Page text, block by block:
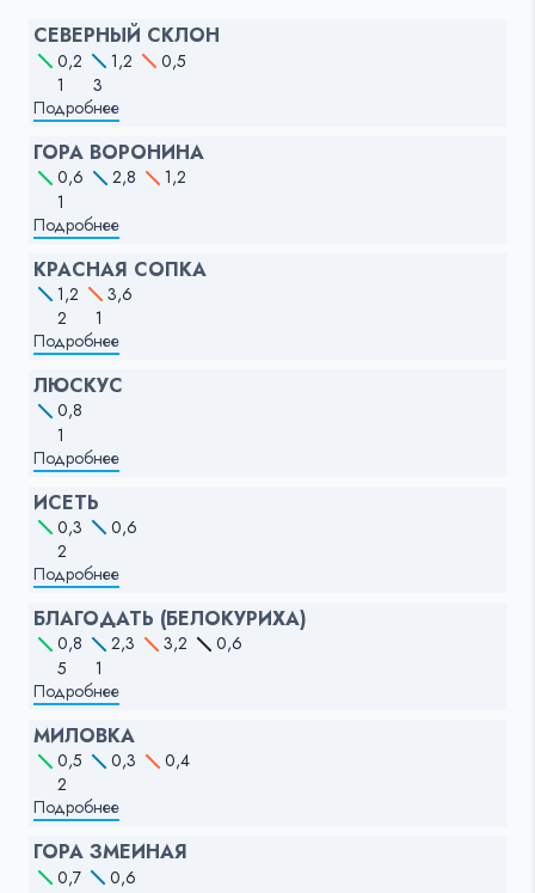
СЕВЕРНЫЙ СКЛОН
0,2 1,2
0,5
1
3
Подробнее
ГОРА ВОРОНИНА
0,6 2,8
1,2
1
Подробнее
КРАСНАЯ СОПКА
1,2
3,6
2
1
Подробнее
ЛЮСКУС
0,8
1
Подробнее
ИСЕТЬ
0,3
0,6
2
Подробнее
БЛАГОДАТЬ (БЕЛОКУРИХА)
0,8 2,3 3,2
0,6
5
1
Подробнее
МИЛОВКА
0,5 0,3
0,4
2
Подробнее
ГОРА ЗМЕИНАЯ
0,7
0,6